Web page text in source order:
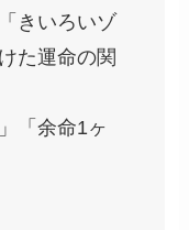
きいろいゾ
た運命の関
「余命1ヶ